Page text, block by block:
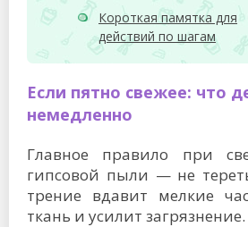
Короткая памятка для
действий по шагам
Если пятно свежее: что
немедленно
Главное правило при
гипсовой пыли — не
трение вдавит мелкие
ткань и усилит загрязнение.